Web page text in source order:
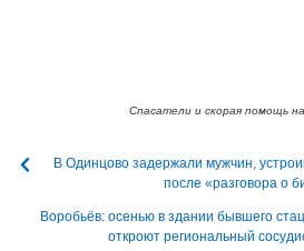
Спасатели и скорая помощь
В Одинцово задержали мужчин,
после «разговора о
Воробьёв: осенью в здании бывшего
откроют региональный